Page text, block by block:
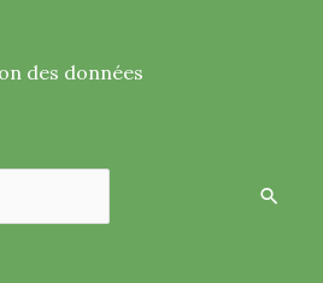
des données